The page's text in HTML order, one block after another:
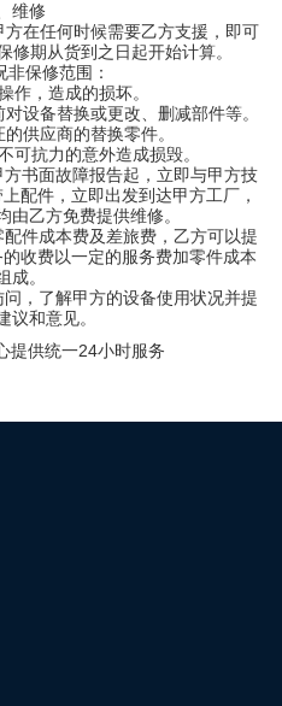
维修
在任何时候需要乙方支援，即可
修期从货到之日起开始计算。
非保修范围：
，造成的损坏。
设备替换或更改、删减部件等。
供应商的替换零件。
抗力的意外造成损毁。
书面故障报告起，立即与甲方技
配件，立即出发到达甲方工厂，
由乙方免费提供维修。
件成本费及差旅费，乙方可以提
收费以一定的服务费加零件成本
成。
，了解甲方的设备使用状况并提
议和意见。
提供统一24小时服务